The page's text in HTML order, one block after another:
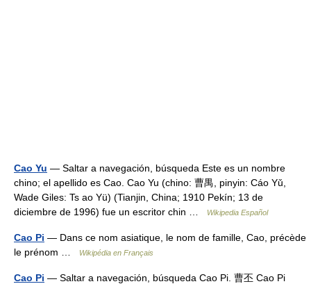
Cao Yu — Saltar a navegación, búsqueda Este es un nombre
chino; el apellido es Cao. Cao Yu (chino: 曹禺, pinyin: Cáo Yǔ,
Wade Giles: Ts ao Yü) (Tianjin, China; 1910 Pekín; 13 de
diciembre de 1996) fue un escritor chin …
Wikipedia Español
Cao Pi — Dans ce nom asiatique, le nom de famille, Cao, précède
le prénom …
Wikipédia en Français
Cao Pi — Saltar a navegación, búsqueda Cao Pi. 曹丕 Cao Pi